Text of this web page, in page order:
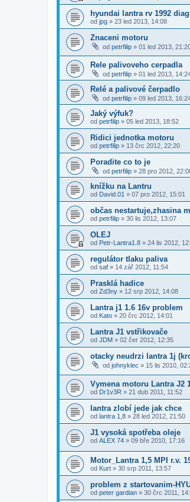
hyundai lantra rv 1992
od jpg » 23 led 2013, 14:08
Znaceni motoru
od petrfilip » 01 led 2013,
Rele palivoveho cerpadla
od petrfilip » 01 led 2013,
Relé a palivové čerpadlo
od petrfilip » 09 led 2013,
Jaký výfuk?
od petrfilip » 05 led 2013, 18:52
Ridici jednotka motoru
od petrfilip » 13 črc 2012, 22:20
Poradite co to je
od petrfilip » 28 pro 2012,
knížku na Lantru
od David.01 » 07 pro 2012, 15:01
občas nestartuje,zhasina
od petrfilip » 30 lis 2012, 13:07
OLEJ
od Petr-Lantra1.8 » 24 lis 2012,
regulátor tlaku paliva
od saf » 14 zář 2012, 11:54
Prasklá hadice
od Zd3ny » 12 srp 2012, 14:08
Lantra j1 1.6 16v problem
od Kato » 20 črc 2012, 14:01
Lantra J1 vstřikovače
od JDM » 02 čer 2012, 12:35
otacky neudrzi lantra 1j
od johnyklec » 15 lis 2010,
Vymena motoru Lantra J2
od Dr1v3R » 21 dub 2011, 11:52
lantra zlobí jede jak chce
od lantra 1,8 » 28 led 2012, 21:50
J1 vysoká spotřeba oleje
od ALEX 74 » 09 bře 2010, 17:16
Motor_Lantra 1,5 MPI r.v.
od Kurt » 30 srp 2011, 13:57
problem z startovanim-
od peter gardian » 30 črc 2011,